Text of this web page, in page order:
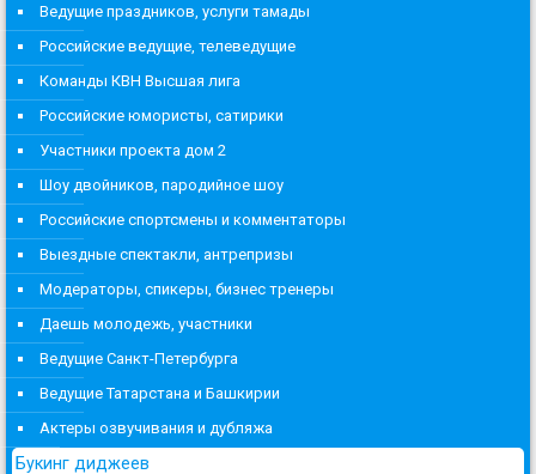
Ведущие праздников, услуги тамады
Российские ведущие, телеведущие
Команды КВН Высшая лига
Российские юмористы, сатирики
Участники проекта дом 2
Шоу двойников, пародийное шоу
Российские спортсмены и комментаторы
Выездные спектакли, антрепризы
Модераторы, спикеры, бизнес тренеры
Даешь молодежь, участники
Ведущие Санкт-Петербурга
Ведущие Татарстана и Башкирии
Актеры озвучивания и дубляжа
Букинг диджеев